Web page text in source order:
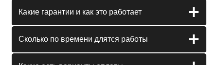
Какие гарантии и как это работает
Сколько по времени длятся работы